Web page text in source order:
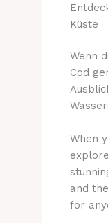
Küste
Wenn
Cod
When
and
for